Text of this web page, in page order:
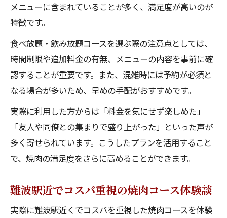
メニューに含まれていることが多く、満足度が高いのが
特徴です。
食べ放題・飲み放題コースを選ぶ際の注意点としては、
時間制限や追加料金の有無、メニューの内容を事前に確
認することが重要です。また、混雑時には予約が必須と
なる場合が多いため、早めの手配がおすすめです。
実際に利用した方からは「料金を気にせず楽しめた」
「友人や同僚との集まりで盛り上がった」といった声が
多く寄せられています。こうしたプランを活用すること
で、焼肉の満足度をさらに高めることができます。
難波駅近でコスパ重視の焼肉コース体験談
実際に難波駅近くでコスパを重視した焼肉コースを体験